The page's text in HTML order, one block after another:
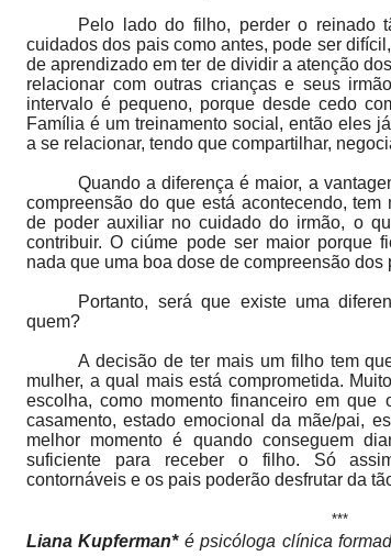
Pelo lado do filho, perder o reinado
cuidados dos pais como antes, pode ser
de aprendizado em ter de dividir a atenção
relacionar com outras crianças e seus
intervalo é pequeno, porque desde cedo
Família é um treinamento social, então eles
a se relacionar, tendo que compartilhar,
Quando a diferença é maior, a
compreensão do que está acontecendo,
de poder auxiliar no cuidado do irmão, o
contribuir. O ciúme pode ser maior porque
nada que uma boa dose de compreensão dos
Portanto, será que existe uma
quem?
A decisão de ter mais um filho tem
mulher, a qual mais está comprometida.
escolha, como momento financeiro em que
casamento, estado emocional da mãe/pai,
melhor momento é quando conseguem
suficiente para receber o filho. Só
contornáveis e os pais poderão desfrutar da
***
Liana Kupferman*é psicóloga clínica